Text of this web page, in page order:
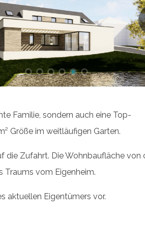
Familie, sondern auch eine Top-
Größe im weitläufigen Garten.
die Zufahrt. Die Wohnbaufläche von
Traums vom Eigenheim.
aktuellen Eigentümers vor.